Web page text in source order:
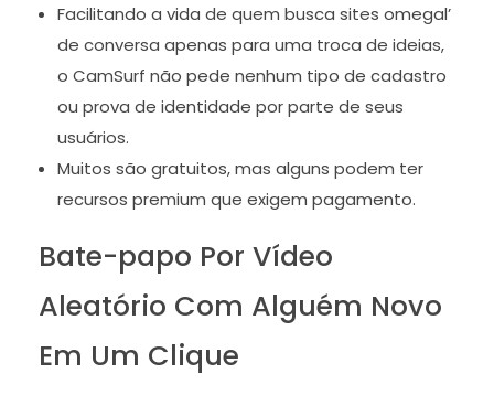
Facilitando a vida de quem busca sites omegal’
de conversa apenas para uma troca de ideias,
o CamSurf não pede nenhum tipo de cadastro
ou prova de identidade por parte de seus
usuários.
Muitos são gratuitos, mas alguns podem ter
recursos premium que exigem pagamento.
Bate-papo Por Vídeo
Aleatório Com Alguém Novo
Em Um Clique